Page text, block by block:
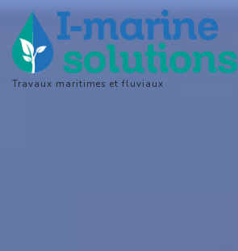
Travaux maritimes et fluviaux